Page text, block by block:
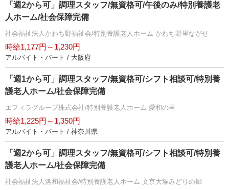
「週2から可」調理スタッフ/無資格可/午後のみ/特別養護老
人ホーム/社会保障完備
社会福祉法人かわち野福祉会/特別養護老人ホーム かわち野里ながせ
時給1,177円～1,230円
アルバイト・パート / 大阪府
「週1から可」調理スタッフ/無資格可/シフト相談可/特別養
護老人ホーム/社会保障完備
エフィラグループ株式会社/特別養護老人ホーム 愛和の里
時給1,225円～1,350円
アルバイト・パート / 神奈川県
「週2から可」調理スタッフ/無資格可/シフト相談可/特別養
護老人ホーム/社会保障完備
社会福祉法人洛和福祉会/特別養護老人ホーム 文京大塚みどりの郷